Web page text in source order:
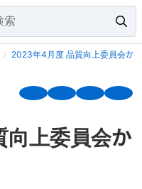
2023年4月度 品質向上委員会か
上委員会か